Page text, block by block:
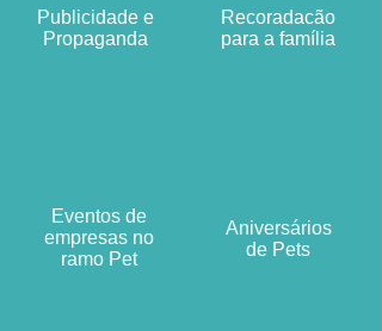
Publicidade e
Propaganda
Eventos de
empresas no
ramo Pet
Recoradacão
para a família
Aniversários
de Pets